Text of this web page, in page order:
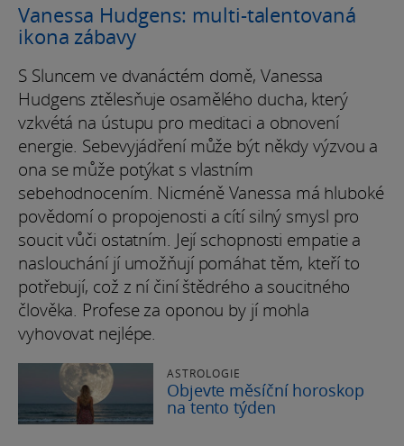
Vanessa Hudgens: multi-talentovaná
ikona zábavy
S Sluncem ve dvanáctém domě, Vanessa
Hudgens ztělesňuje osamělého ducha, který
vzkvétá na ústupu pro meditaci a obnovení
energie. Sebevyjádření může být někdy výzvou a
ona se může potýkat s vlastním
sebehodnocením. Nicméně Vanessa má hluboké
povědomí o propojenosti a cítí silný smysl pro
soucit vůči ostatním. Její schopnosti empatie a
naslouchání jí umožňují pomáhat těm, kteří to
potřebují, což z ní činí štědrého a soucitného
člověka. Profese za oponou by jí mohla
vyhovovat nejlépe.
ASTROLOGIE
Objevte měsíční horoskop
na tento týden